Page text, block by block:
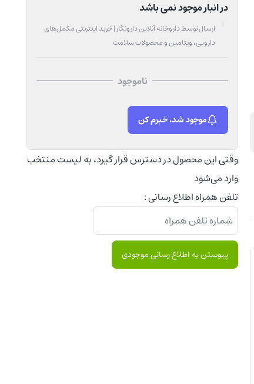
در انبار موجود نمی باشد
ارسال توسط داروخانه آنلاین دارونگار | خرید اینترنتی مکمل‌های
دارویی، ویتامین و محصولات سلامت
ناموجود
موجود شد، خبرم کن
وقتی این محصول در دسترس قرار گیرد، به لیست منتخب
وارد می‌شود
تلفن همراه اطلاع رسانی :
پیوستن به اطلاع رسانی موجودی